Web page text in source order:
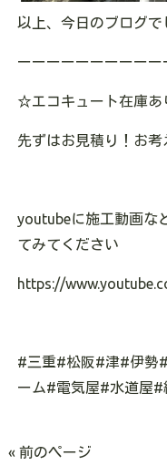
以上、今日のブログで
ーーーーーーーーー
☆エコキュート在庫あ
先ずはお見積り！お
youtubeに施工動画な
てみてください
https://
#三重#松阪#津#伊勢
ーム#電気屋#水道屋#
« 前のページ